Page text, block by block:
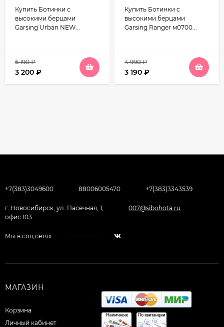
Купить Ботинки с
высокими берцами
Garsing Urban NEW...
6 190₽
3 200 ₽
натуральная кожа
полушерстяной мех
Купить Ботинки с
высокими берцами
Garsing Ranger м0700...
4 990₽
3 190 ₽
+7(383)3049600 88006005470 +7(383)3343539
г. Новосибирск, ул. Пасечная, 1,
офис 103
007@sibohota.ru
Мы в соц.сетях
МАГАЗИН
Корзина
Личный кабинет